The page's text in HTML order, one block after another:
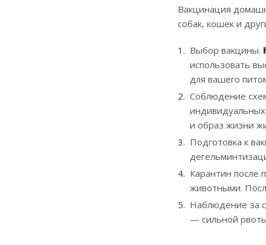
Вакцинация
собак, кошек и
Выбор вакцины.
использовать
для вашего
Соблюдение
и образ жизни
Подготовка к
Карантин после
животными.
Наблюдение за
— сильной